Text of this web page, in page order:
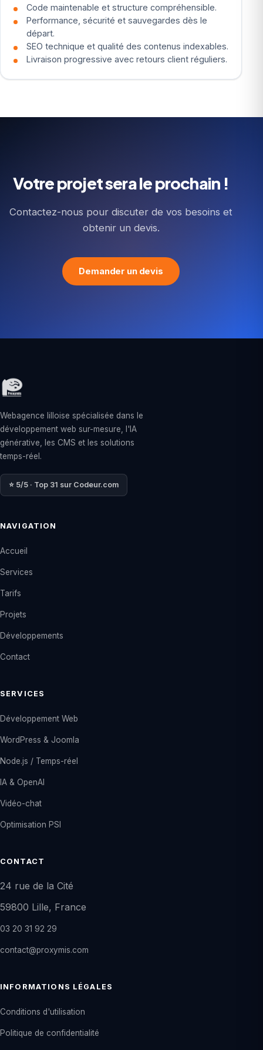
Code maintenable et structure compréhensible.
Performance, sécurité et sauvegardes dès le
départ.
SEO technique et qualité des contenus indexables.
Livraison progressive avec retours client réguliers.
Votre projet sera le prochain !
Contactez-nous pour discuter de vos besoins et
obtenir un devis.
Demander un devis
Webagence lilloise spécialisée dans le
développement web sur-mesure, l'IA
générative, les CMS et les solutions
temps-réel.
⭐ 5/5 · Top 31 sur Codeur.com
NAVIGATION
Accueil
Services
Tarifs
Projets
Développements
Contact
SERVICES
Développement Web
WordPress & Joomla
Node.js / Temps-réel
IA & OpenAI
Vidéo-chat
Optimisation PSI
CONTACT
24 rue de la Cité
59800 Lille, France
03 20 31 92 29
contact@proxymis.com
INFORMATIONS LÉGALES
Conditions d'utilisation
Politique de confidentialité